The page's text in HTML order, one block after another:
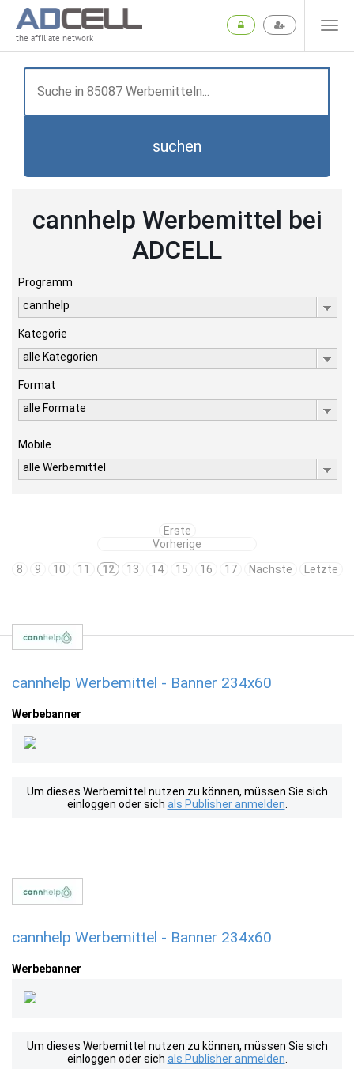
the affiliate network
suchen
cannhelp Werbemittel bei
ADCELL
Programm
cannhelp
Kategorie
alle Kategorien
Format
alle Formate
Mobile
alle Werbemittel
Erste
Vorherige
8
9 10 11 12 13 14 15 16 17 Nächste Letzte
cannhelp Werbemittel - Banner 234x60
Werbebanner
Um dieses Werbemittel nutzen zu können, müssen Sie sich
einloggen oder sich als Publisher anmelden
cannhelp Werbemittel - Banner 234x60
Werbebanner
Um dieses Werbemittel nutzen zu können, müssen Sie sich
einloggen oder sich als Publisher anmelden